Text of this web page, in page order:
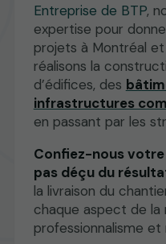
Entreprise de BTP,
expertise pour
projets à Montréal
réalisons la
d’édifices, des
infrastructures
en passant par les
Confiez-nous
pas déçu du
la livraison du
chaque aspect de la
professionnalisme et